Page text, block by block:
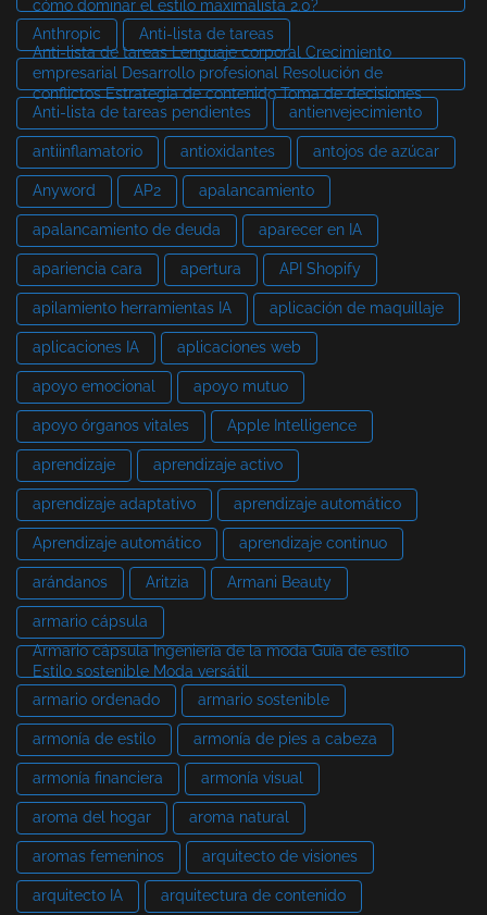
cómo dominar el estilo maximalista 2.0?
Anthropic
Anti-lista de tareas
Anti-lista de tareas Lenguaje corporal Crecimiento
empresarial Desarrollo profesional Resolución de
conflictos Estrategia de contenido Toma de decisiones
Anti-lista de tareas pendientes
antienvejecimiento
antiinflamatorio antioxidantes antojos de azúcar
Anyword AP2 apalancamiento
apalancamiento de deuda aparecer en IA
apariencia cara apertura API Shopify
apilamiento herramientas IA aplicación de maquillaje
aplicaciones IA aplicaciones web
apoyo emocional apoyo mutuo
apoyo órganos vitales Apple Intelligence
aprendizaje aprendizaje activo
aprendizaje adaptativo aprendizaje automático
Aprendizaje automático aprendizaje continuo
arándanos Aritzia Armani Beauty
armario cápsula
Armario cápsula Ingeniería de la moda Guía de estilo
Estilo sostenible Moda versátil
armario ordenado
armario sostenible
armonía de estilo armonía de pies a cabeza
armonía financiera armonía visual
aroma del hogar aroma natural
aromas femeninos arquitecto de visiones
arquitecto IA arquitectura de contenido